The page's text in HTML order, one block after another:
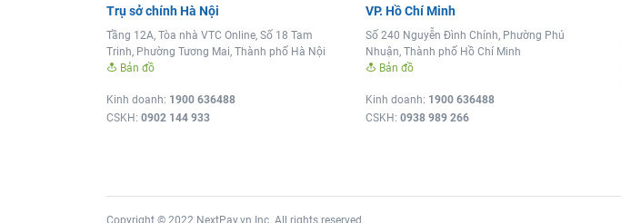
Trụ sở chính Hà Nội
Tầng 12A, Tòa nhà VTC Online, Số 18 Tam
Trinh, Phường Tương Mai, Thành phố Hà Nội
Bản đồ
Kinh doanh: 1900 636488
CSKH: 0902 144 933
VP. Hồ Chí Minh
Số 240 Nguyễn Đình Chính, Phường Phú
Nhuận, Thành phố Hồ Chí Minh
Bản đồ
Kinh doanh: 1900 636488
CSKH: 0938 989 266
Copyright © 2022 NextPay.vn Inc. All rights reserved.